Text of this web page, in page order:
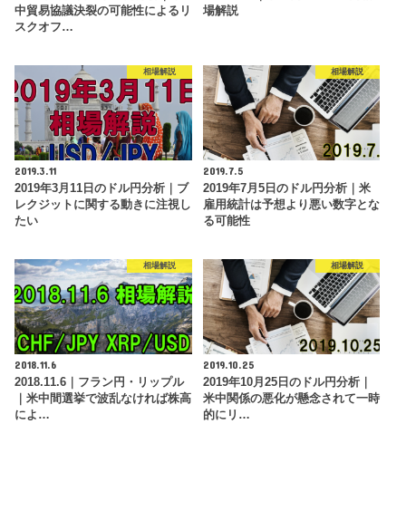
中貿易協議決裂の可能性によるリ
スクオフ…
場解説
相場解説
2019.3.11
2019年3月11日のドル円分析｜ブ
レクジットに関する動きに注視し
たい
相場解説
2019.7.5
2019年7月5日のドル円分析｜米
雇用統計は予想より悪い数字とな
る可能性
相場解説
2018.11.6
2018.11.6｜フラン円・リップル
｜米中間選挙で波乱なければ株高
によ…
相場解説
2019.10.25
2019年10月25日のドル円分析｜
米中関係の悪化が懸念されて一時
的にリ…